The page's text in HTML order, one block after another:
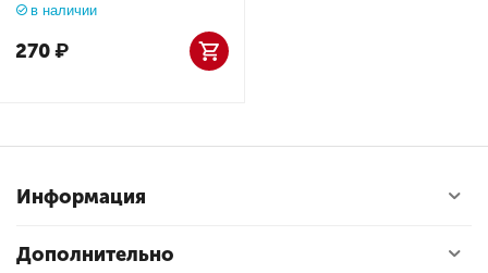
в наличии
270₽
Информация
Дополнительно